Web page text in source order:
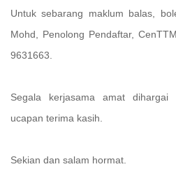
Untuk sebarang maklum balas,
Mohd, Penolong Pendaftar,
9631663.
Segala kerjasama amat
ucapan terima kasih.
Sekian dan salam hormat.